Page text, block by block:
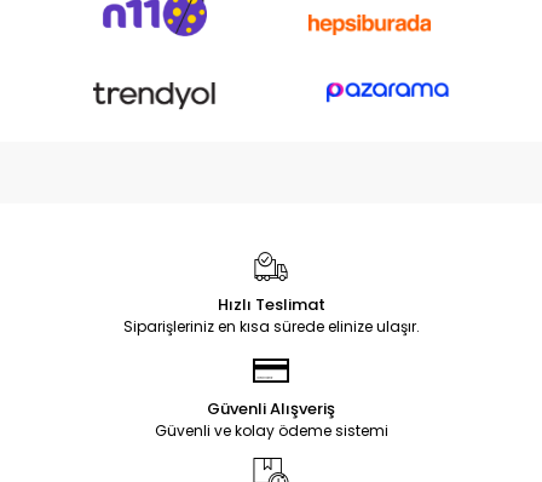
Hızlı Teslimat
Siparişleriniz en kısa sürede elinize ulaşır.
Güvenli Alışveriş
Güvenli ve kolay ödeme sistemi